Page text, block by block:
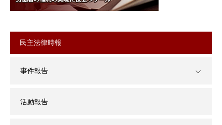
民主法律時報
事件報告
活動報告